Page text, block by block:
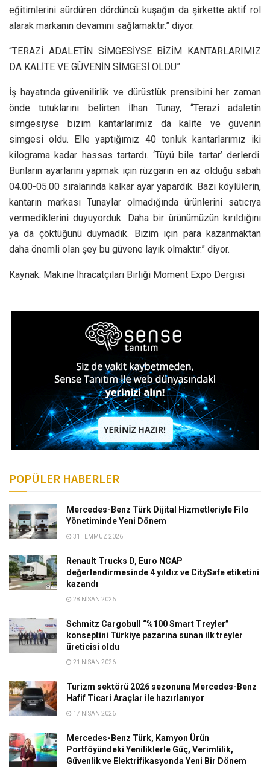
eğitimlerini sürdüren dördüncü kuşağın da şirkette aktif rol
alarak markanın devamını sağlamaktır.” diyor.
“TERAZİ ADALETİN SİMGESİYSE BİZİM KANTARLARIMIZ
DA KALİTE VE GÜVENİN SİMGESİ OLDU”
İş hayatında güvenilirlik ve dürüstlük prensibini her zaman
önde tutuklarını belirten İlhan Tunay, “Terazi adaletin
simgesiyse bizim kantarlarımız da kalite ve güvenin
simgesi oldu. Elle yaptığımız 40 tonluk kantarlarımız iki
kilograma kadar hassas tartardı. ‘Tüyü bile tartar’ derlerdi.
Bunların ayarlarını yapmak için rüzgarın en az olduğu sabah
04.00-05.00 sıralarında kalkar ayar yapardık. Bazı köylülerin,
kantarın markası Tunaylar olmadığında ürünlerini satıcıya
vermediklerini duyuyorduk. Daha bir ürünümüzün kırıldığını
ya da çöktüğünü duymadık. Bizim için para kazanmaktan
daha önemli olan şey bu güvene layık olmaktır.” diyor.
Kaynak: Makine İhracatçıları Birliği Moment Expo Dergisi
POPÜLER HABERLER
Mercedes-Benz Türk Dijital Hizmetleriyle Filo
Yönetiminde Yeni Dönem
31 TEMMUZ 2026
Renault Trucks D, Euro NCAP
değerlendirmesinde 4 yıldız ve CitySafe etiketini
kazandı
28 NISAN 2026
Schmitz Cargobull “%100 Smart Treyler”
konseptini Türkiye pazarına sunan ilk treyler
üreticisi oldu
21 NISAN 2026
Turizm sektörü 2026 sezonuna Mercedes-Benz
Hafif Ticari Araçlar ile hazırlanıyor
17 NISAN 2026
Mercedes-Benz Türk, Kamyon Ürün
Portföyündeki Yeniliklerle Güç, Verimlilik,
Güvenlik ve Elektrifikasyonda Yeni Bir Dönem